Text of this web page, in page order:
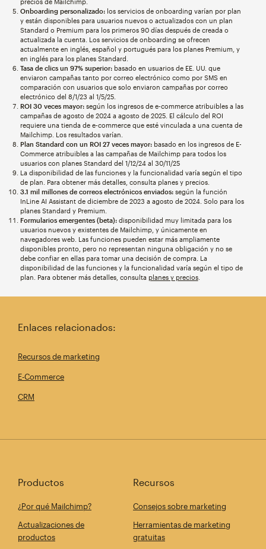
Onboarding personalizado:los servicios de onboarding varían por plan
y están disponibles para usuarios nuevos o actualizados con un plan
Standard o Premium para los primeros 90 días después de creada o
actualizada la cuenta. Los servicios de onboarding se ofrecen
actualmente en inglés, español y portugués para los planes Premium, y
en inglés para los planes Standard.
Tasa de clics un 97% superior:basado en usuarios de EE. UU. que
enviaron campañas tanto por correo electrónico como por SMS en
comparación con usuarios que solo enviaron campañas por correo
electrónico del 8/1/23 al 1/5/25.
ROI 30 veces mayor:según los ingresos de e-commerce atribuibles a las
campañas de agosto de 2024 a agosto de 2025. El cálculo del ROI
requiere una tienda de e-commerce que esté vinculada a una cuenta de
Mailchimp. Los resultados varían.
Plan Standard con un ROI 27 veces mayor:basado en los ingresos de E-
Commerce atribuibles a las campañas de Mailchimp para todos los
usuarios con planes Standard del 1/12/24 al 30/11/25
La disponibilidad de las funciones y la funcionalidad varía según el tipo
de plan. Para obtener más detalles, consulta planes y precios.
3.1 mil millones de correos electrónicos enviados:según la función
InLine AI Assistant de diciembre de 2023 a agosto de 2024. Solo para los
planes Standard y Premium.
Formularios emergentes (beta):disponibilidad muy limitada para los
usuarios nuevos y existentes de Mailchimp, y únicamente en
navegadores web. Las funciones pueden estar más ampliamente
disponibles pronto, pero no representan ninguna obligación y no se
debe confiar en ellas para tomar una decisión de compra. La
disponibilidad de las funciones y la funcionalidad varía según el tipo de
plan. Para obtener más detalles, consulta planes y precios.
Enlaces relacionados:
Recursos de marketing
E-Commerce
CRM
Productos
¿Por qué Mailchimp?
Actualizaciones de
productos
Recursos
Consejos sobre marketing
Herramientas de marketing
gratuitas